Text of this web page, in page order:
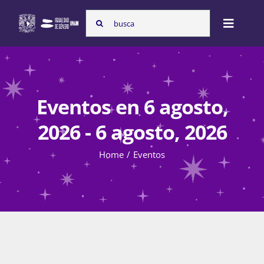
content
Search
for:
Toggle
Nosotras
Programas
Atención de la violencia de género
Eventos en 6 agosto,
2026 - 6 agosto, 2026
Home Eventos